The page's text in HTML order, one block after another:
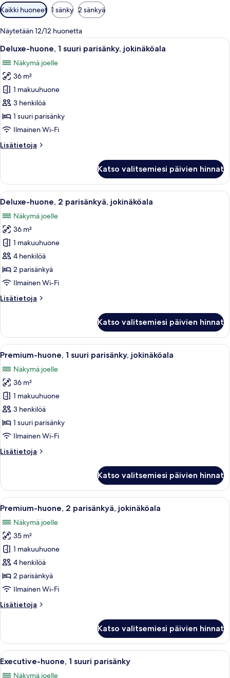
Huoneille
saatavilla
olevia
suodattimia
Kaikki huoneet 1 sänky 2 sänkyä
Näytetään 12/12 huonetta
Avaa
kaikki
huonetyypin
Deluxe-
huone,
1
suuri
parisänky,
kuvat
Hotellihuone, jossa on suuri sänky,
8
Deluxe-huone, 1 suuri parisänky, jokinäköala
Näkymä joelle
36 m²
1 makuuhuone
3 henkilöä
1 suuri parisänky
Ilmainen Wi-Fi
Lisätietoja
Lisätietoja
1
suuri
parisänky,
Katso valitsemiesi päivien hinnat
Avaa
kaikki
huonetyypin
Deluxe-
huone,
2
parisänkyä,
jokinäköala
Hotellihuone, jossa on kaksi
7
Deluxe-huone, 2 parisänkyä, jokinäköala
Näkymä joelle
36 m²
1 makuuhuone
4 henkilöä
2 parisänkyä
Ilmainen Wi-Fi
Lisätietoja
Lisätietoja
2
parisänkyä,
jokinäköala
Katso valitsemiesi päivien hinnat
Avaa
kaikki
huonetyypin
Premium-
huone,
1
suuri
parisänky,
kuvat
Hotellihuone, jossa on sänky,
8
Premium-huone, 1 suuri parisänky, jokinäköala
Näkymä joelle
36 m²
1 makuuhuone
3 henkilöä
1 suuri parisänky
Ilmainen Wi-Fi
Lisätietoja
Lisätietoja
1
suuri
parisänky,
Katso valitsemiesi päivien hinnat
Avaa
kaikki
huonetyypin
Premium-
huone,
2
parisänkyä,
jokinäköala
Hotellihuone, jossa on kaksi
8
Premium-huone, 2 parisänkyä, jokinäköala
Näkymä joelle
35 m²
1 makuuhuone
4 henkilöä
2 parisänkyä
Ilmainen Wi-Fi
Lisätietoja
Lisätietoja
2
parisänkyä,
jokinäköala
Katso valitsemiesi päivien hinnat
Avaa
kaikki
Hotellihuone, jossa on suuri sänky,
7
Executive-huone, 1 suuri parisänky
Näkymä joelle